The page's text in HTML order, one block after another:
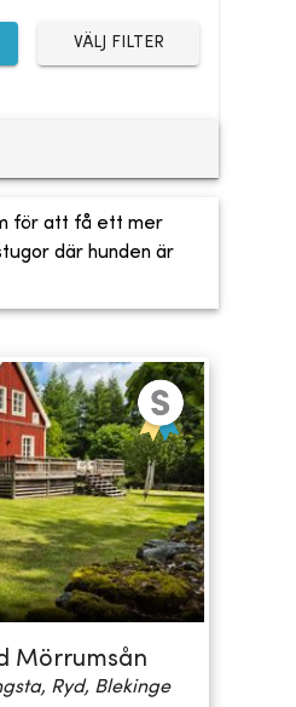
VÄLJ FILTER
för att få ett mer
där hunden är
Mörrumsån
Ryd, Blekinge